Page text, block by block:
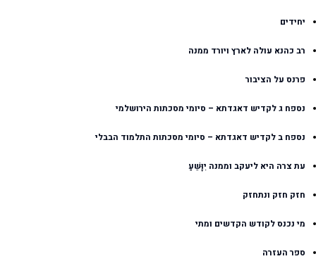
יחידים
רב כהנא עולה לארץ ויורד ממנה
פרנס על הציבור
נספח ג לקדיש דאגדתא – סיומי מסכתות הירושלמי
נספח ב לקדיש דאגדתא – סיומי מסכתות התלמוד הבבלי
עת צרה היא ליעקב וממנה יִוָּשֵׁעַ
חזק חזק ונתחזק
מי נכנס לקודש הקדשים ומתי
ספר העזרה